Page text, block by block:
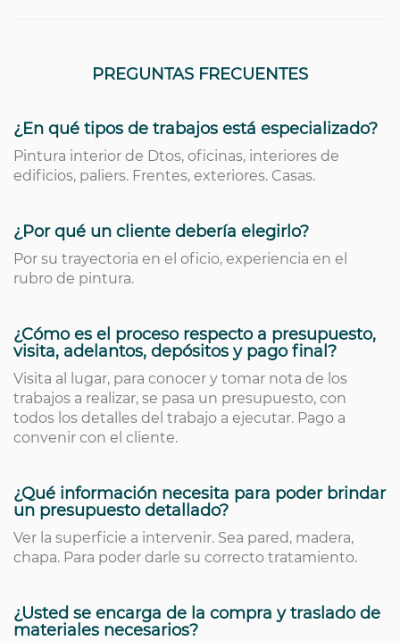
PREGUNTAS FRECUENTES
¿En qué tipos de trabajos está especializado?
Pintura interior de Dtos, oficinas, interiores de
edificios, paliers. Frentes, exteriores. Casas.
¿Por qué un cliente debería elegirlo?
Por su trayectoria en el oficio, experiencia en el
rubro de pintura.
¿Cómo es el proceso respecto a presupuesto,
visita, adelantos, depósitos y pago final?
Visita al lugar, para conocer y tomar nota de los
trabajos a realizar, se pasa un presupuesto, con
todos los detalles del trabajo a ejecutar. Pago a
convenir con el cliente.
¿Qué información necesita para poder brindar
un presupuesto detallado?
Ver la superficie a intervenir. Sea pared, madera,
chapa. Para poder darle su correcto tratamiento.
¿Usted se encarga de la compra y traslado de
materiales necesarios?